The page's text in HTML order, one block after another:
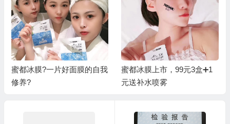
我
蜜都冰膜上市，99元3盒➕1
元送补水喷雾
小海豚：为什么加入蜜都
因为蜜都的奖励模式